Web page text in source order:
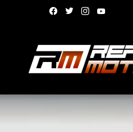
facebooktwitterinstagram